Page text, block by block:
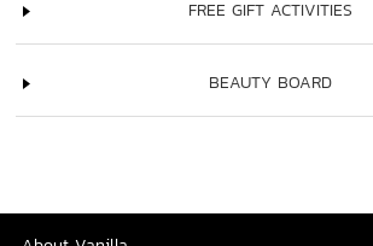
FREE GIFT ACTIVITIES
BEAUTY BOARD